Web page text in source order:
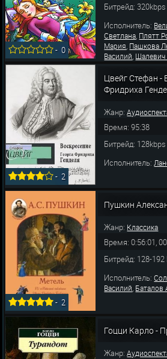
-0
Битрейд: 320kbps
Исполнитель:
Светлана, Плятт
Мария, Пашкова
Василий, Шалевич
-2
Цвейг Стефан -
Фридриха
Жанр:
Время: 95:38
Битрейд: 128kbps
Исполнитель:
-2
Пушкин
Жанр: Классика
Время: 0:56:01,
Битрейд: 128-
Исполнитель:
Василий Баталов
Гоцци Карло -
Жанр: